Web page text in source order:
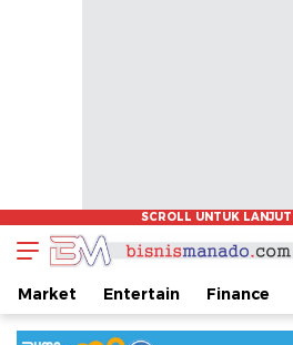
www.bisnismanado.com
Berita Bisnis Sulawesi Utara
Market Entertain Finance